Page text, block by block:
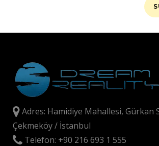
Adres: Hamidiye Mahallesi, Gürkan
Çekmeköy / İstanbul
Telefon: +90 216 693 1 555